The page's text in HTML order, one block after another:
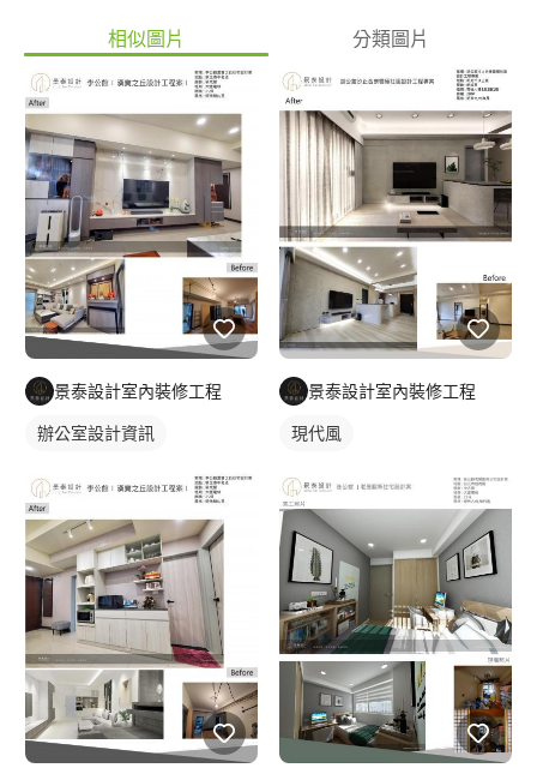
如有簽約可免費，感謝支持? ?住宅簡易報價 1.住宅設計費(平面,水
電,燈具,立面,繪製精細3D,材質,風格,提案) 1坪約4_6千一坪 2.工程
費用(坪) 新屋3_5萬/中古屋8_10萬 3.監工費用 約總工程10%-15%
(依照專案有所不同)(不含室裝申請) ?商業空間簡易報價 1.商業空間
設計費:依據空間主題複雜度評估設計費約一坪4500-6000元(要看
複雜度） 2.工程報價:一般商業空間管線都會重新配管，工程預算
抓ㄧ坪5-8萬起 3.監工費用 約總工程10%-15%(依照專案有所不同)
(不含室裝申請) 室內設計費用PRO360公佈費用
https://www.pro360.com.tw/price/interior_design ?溫馨提醒? 1.
懇請業主自己抓預算費用要合理，看到別家低於一般行情價要特別
注意 。 2.價格部份，我們的施工品質嚴格把關,價格會合理化公開
透明,不會為了消價讓品質扣分，一分錢一分貨很重要。 3.PRO360
為了保護業主公平交易紀錄，提供了聊天室（業主）只要回覆訊
息，我們就會被扣2_4千元(跟你們寫預算有差),真的覺得我們不錯
又不想我們被扣錢，你們也可以網路搜尋景泰設計就會看到我的網
頁了 4..如果看完以上敘述迫不及待想跟我們聯絡的話，歡迎諮詢 ?
洽談需求內容>進行平面配置 >初次討論平面配置>確認平面配置後
初估工程報價>進行設計簽約>細部平面確認>繪製精細3D圖>進行
工程項目報價>工程合約>繪製確認施工圖>施工進度表>進場施工
========================= ?溝通諮詢 溝通階段1.初步溝通瞭
解資訊2.需求預算規劃3.各階段及服務流程說明4.設計、監工、工
程等費用說明 需求規劃1.現場丈量（預售屋另規劃）2.設計風格討
論3.需求內容洽談4.執行平面配置與規劃 ?合約簽訂 設計合約1.平
面配置確認2.初估工程總預算3.設計合約簽訂 設計執行1.風格提案
2.繪製精細3D3.系統套圖 工程合約1.工程項目報價2.工程合約簽訂
3.繪製施工圖 ?施工交屋 工程施工1.施工進度確認2.專人監工及回
報3.依照合約收取各階段費用 完工交屋1.驗收交屋2.收取尾款費用
相似圖片 分類圖片
景泰設計室內裝修工程
辦公室設計資訊
景泰設計室內裝修工程
現代風